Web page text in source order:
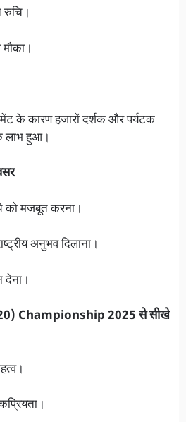
रुचि।
के कारण हजारों दर्शक और पर्यटक
लाभ हुआ।
को मजबूत करना।
अनुभव दिलाना।
देना।
Championship 2025 से सीखे